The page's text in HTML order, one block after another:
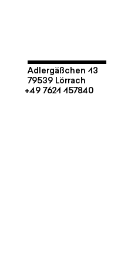
Adlergäßchen 13
79539 Lörrach
+49 7621 157840